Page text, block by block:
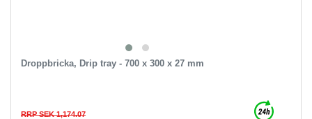
Droppbricka, Drip tray - 700 x 300 x 27 mm
RRP SEK 1,174.07